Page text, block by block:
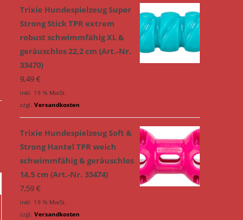
Trixie Hundespielzeug Super
Strong Stick TPR extrem
robust schwimmfähig XL &
geräuschlos 22,2 cm (Art.-Nr.
33470)
9,49€
inkl. 19 % MwSt.
zzgl. Versandkosten
Trixie Hundespielzeug Soft &
Strong Hantel TPR weich
schwimmfähig & geräuschlos
14,5 cm (Art.-Nr. 33474)
7,59€
inkl. 19 % MwSt.
zzgl. Versandkosten